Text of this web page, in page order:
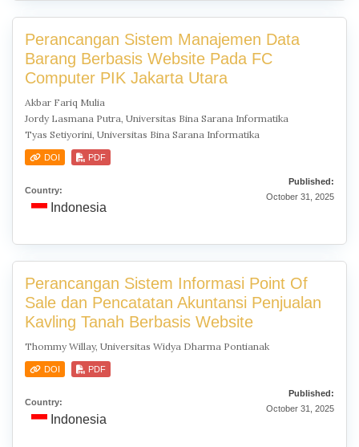
Perancangan Sistem Manajemen Data
Barang Berbasis Website Pada FC
Computer PIK Jakarta Utara
Akbar Fariq Mulia
Jordy Lasmana Putra, Universitas Bina Sarana Informatika
Tyas Setiyorini, Universitas Bina Sarana Informatika
DOI PDF
Country:
Indonesia
Published:
October 31, 2025
Perancangan Sistem Informasi Point Of
Sale dan Pencatatan Akuntansi Penjualan
Kavling Tanah Berbasis Website
Thommy Willay, Universitas Widya Dharma Pontianak
DOI PDF
Country:
Indonesia
Published:
October 31, 2025